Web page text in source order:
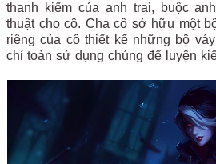
thanh kiếm của anh trai, buộc
thuật cho cô. Cha cô sở hữu một
riêng của cô thiết kế những bộ
chỉ toàn sử dụng chúng để luyện